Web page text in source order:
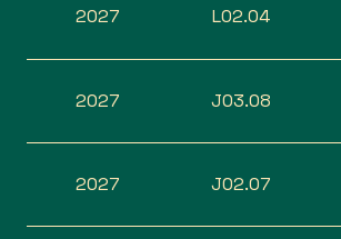
2027 L02.04
2027 J03.08
2027 J02.07